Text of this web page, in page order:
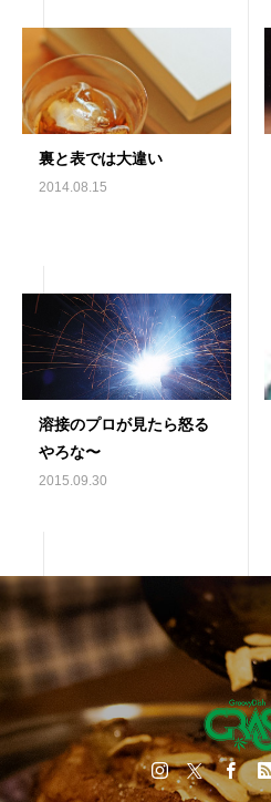
裏と表では大違い
2014.08.15
溶接のプロが見たら怒る
やろな〜
2015.09.30